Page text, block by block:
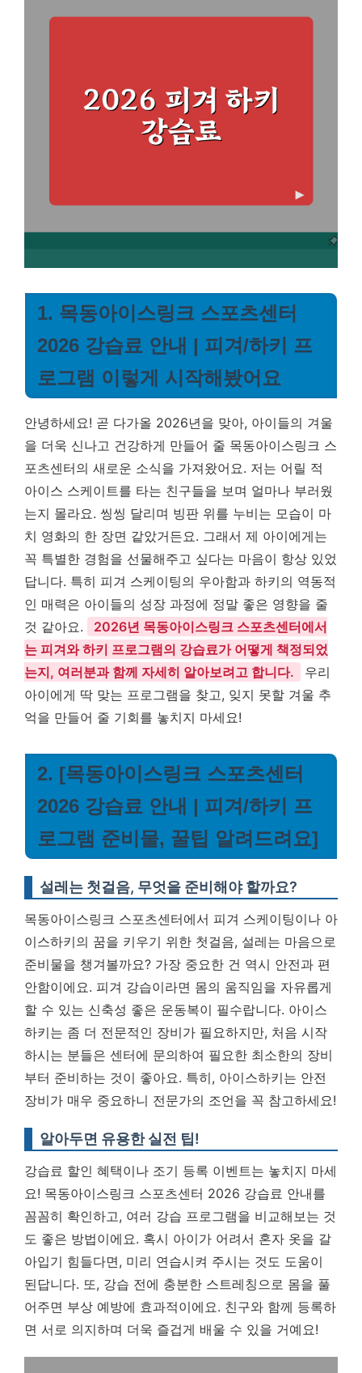
1. 목동아이스링크 스포츠센터
2026 강습료 안내 | 피겨/하키 프
로그램 이렇게 시작해봤어요
안녕하세요! 곧 다가올 2026년을 맞아, 아이들의 겨울
을 더욱 신나고 건강하게 만들어 줄 목동아이스링크 스
포츠센터의 새로운 소식을 가져왔어요. 저는 어릴 적
아이스 스케이트를 타는 친구들을 보며 얼마나 부러웠
는지 몰라요. 씽씽 달리며 빙판 위를 누비는 모습이 마
치 영화의 한 장면 같았거든요. 그래서 제 아이에게는
꼭 특별한 경험을 선물해주고 싶다는 마음이 항상 있었
답니다. 특히 피겨 스케이팅의 우아함과 하키의 역동적
인 매력은 아이들의 성장 과정에 정말 좋은 영향을 줄
것 같아요.
2026년 목동아이스링크 스포츠센터에서
는 피겨와 하키 프로그램의 강습료가 어떻게 책정되었
는지, 여러분과 함께 자세히 알아보려고 합니다.
우리
아이에게 딱 맞는 프로그램을 찾고, 잊지 못할 겨울 추
억을 만들어 줄 기회를 놓치지 마세요!
2. [목동아이스링크 스포츠센터
2026 강습료 안내 | 피겨/하키 프
로그램 준비물, 꿀팁 알려드려요]
설레는 첫걸음, 무엇을 준비해야 할까요?
목동아이스링크 스포츠센터에서 피겨 스케이팅이나 아
이스하키의 꿈을 키우기 위한 첫걸음, 설레는 마음으로
준비물을 챙겨볼까요? 가장 중요한 건 역시 안전과 편
안함이에요. 피겨 강습이라면 몸의 움직임을 자유롭게
할 수 있는 신축성 좋은 운동복이 필수랍니다. 아이스
하키는 좀 더 전문적인 장비가 필요하지만, 처음 시작
하시는 분들은 센터에 문의하여 필요한 최소한의 장비
부터 준비하는 것이 좋아요. 특히, 아이스하키는 안전
장비가 매우 중요하니 전문가의 조언을 꼭 참고하세요!
알아두면 유용한 실전 팁!
강습료 할인 혜택이나 조기 등록 이벤트는 놓치지 마세
요! 목동아이스링크 스포츠센터 2026 강습료 안내를
꼼꼼히 확인하고, 여러 강습 프로그램을 비교해보는 것
도 좋은 방법이에요. 혹시 아이가 어려서 혼자 옷을 갈
아입기 힘들다면, 미리 연습시켜 주시는 것도 도움이
된답니다. 또, 강습 전에 충분한 스트레칭으로 몸을 풀
어주면 부상 예방에 효과적이에요. 친구와 함께 등록하
면 서로 의지하며 더욱 즐겁게 배울 수 있을 거예요!